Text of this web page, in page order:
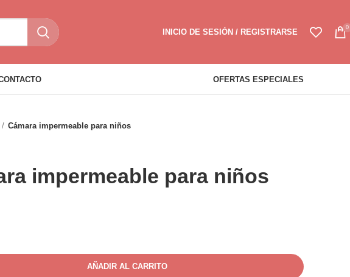
INICIO DE SESIÓN / REGISTRARSE
0
OFERTAS ESPECIALES
Cámara impermeable para niños
impermeable para niños
AÑADIR AL CARRITO